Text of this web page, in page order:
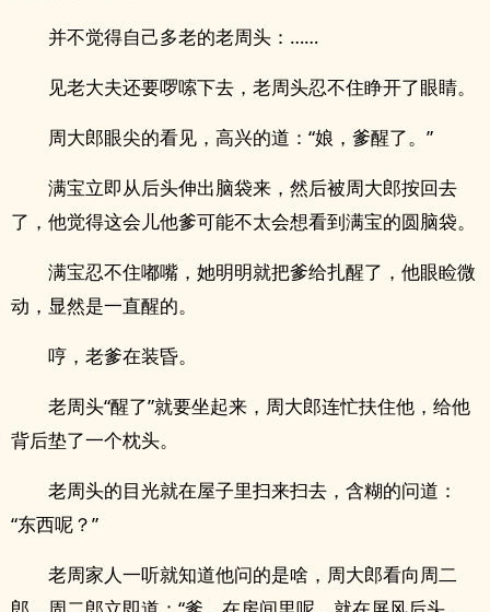
并不觉得自己多老的老周头：……
见老大夫还要啰嗦下去，老周头忍不住睁开了眼睛。
周大郎眼尖的看见，高兴的道：“娘，爹醒了。”
满宝立即从后头伸出脑袋来，然后被周大郎按回去
了，他觉得这会儿他爹可能不太会想看到满宝的圆脑袋。
满宝忍不住嘟嘴，她明明就把爹给扎醒了，他眼睑微
动，显然是一直醒的。
哼，老爹在装昏。
老周头“醒了”就要坐起来，周大郎连忙扶住他，给他
背后垫了一个枕头。
老周头的目光就在屋子里扫来扫去，含糊的问道：
“东西呢？”
老周家人一听就知道他问的是啥，周大郎看向周二